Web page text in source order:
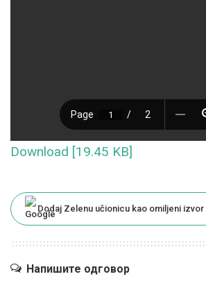
Download [19.45 KB]
Dodaj Zelenu učionicu kao omiljeni izvor
Напишите одговор